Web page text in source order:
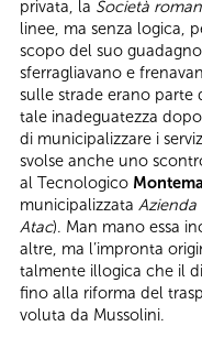
privata, la Società
linee, ma senza logica,
scopo del suo
sferragliavano e
sulle strade erano parte
tale inadeguatezza
di municipalizzare i
svolse anche uno
al Tecnologico
municipalizzata
Atac). Man mano essa
altre, ma l’impronta
talmente illogica che il
fino alla riforma del
voluta da Mussolini.